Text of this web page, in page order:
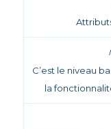
C’est le niveau
la